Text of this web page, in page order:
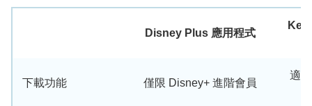
Disney Plus 應用程式
下載功能 僅限 Disney+ 進階會員
適